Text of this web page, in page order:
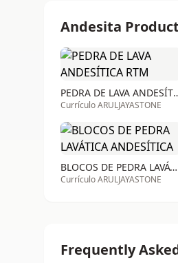
Andesita
PEDRA DE
Currículo ARULJAYASTONE
BLOCOS DE PEDRA LAVÁTICA ANDESÍTICA
Currículo ARULJAYASTONE
Frequently